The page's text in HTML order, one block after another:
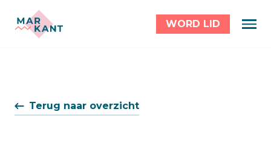
WORD LID
Terug naar overzicht